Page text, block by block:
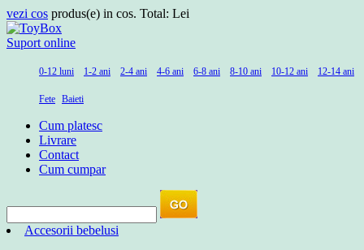
vezi cos produs(e) in cos. Total: Lei
Suport online
0-12 luni 1-2 ani 2-4 ani 4-6 ani 6-8 ani 8-10 ani 10-12 ani 12-14 ani
Fete Baieti
Cum platesc
Livrare
Contact
Cum cumpar
Accesorii bebelusi